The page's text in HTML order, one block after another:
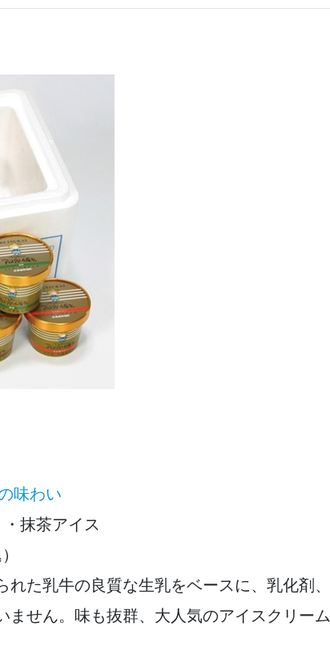
味わい
・抹茶アイス
た乳牛の良質な生乳をベースに、乳化剤、
ません。味も抜群、大人気のアイスクリーム